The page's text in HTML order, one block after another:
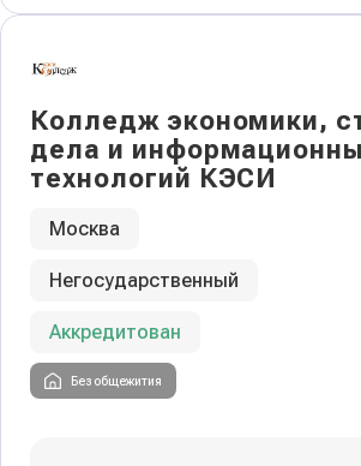
Колледж экономики,
дела и
технологий КЭСИ
Москва
Негосударственный
Аккредитован
Без общежития